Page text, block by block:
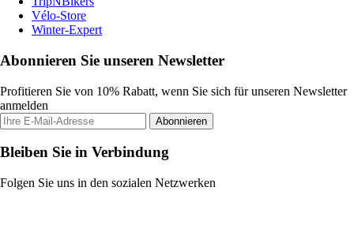
Vélo-Store
Winter-Expert
Abonnieren Sie unseren Newsletter
Profitieren Sie von 10% Rabatt, wenn Sie sich für unseren Newsletter
anmelden
Abonnieren
Bleiben Sie in Verbindung
Folgen Sie uns in den sozialen Netzwerken